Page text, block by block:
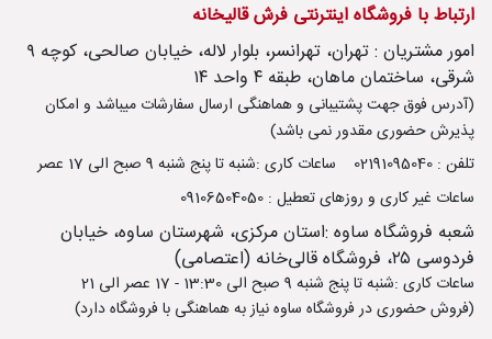
ارتباط با فروشگاه اینترنتی فرش قالیخانه
امور مشتریان : تهران، تهرانسر، بلوار لاله، خیابان صالحی، کوچه ۹
شرقی، ساختمان ماهان، طبقه ۴ واحد ۱۴
(آدرس فوق جهت پشتیبانی و هماهنگی ارسال سفارشات میباشد و امکان
پذیرش حضوری مقدور نمی باشد)
تلفن : 02191095040
ساعات کاری :شنبه تا پنج شنبه 9 صبح الی 17 عصر
ساعات غیر کاری و روزهای تعطیل : 09106504050
شعبه فروشگاه ساوه :استان مرکزی، شهرستان ساوه، خیابان
فردوسی ۲۵، فروشگاه قالی‌خانه (اعتصامی)
ساعات کاری :شنبه تا پنج شنبه 9 صبح الی 13:30 - 17 عصر الی 21
(فروش حضوری در فروشگاه ساوه نیاز به هماهنگی با فروشگاه دارد)